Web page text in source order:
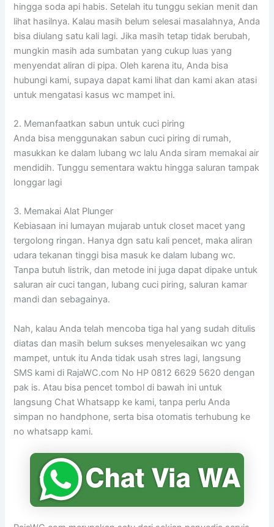
hingga soda api habis. Setelah itu tunggu sekian menit dan
lihat hasilnya. Kalau masih belum selesai masalahnya, Anda
bisa diulang satu kali lagi. Jika masih tetap tidak berubah,
mungkin masih ada sumbatan yang cukup luas yang
menyendat aliran di pipa. Oleh karena itu, Anda bisa
hubungi kami, supaya dapat kami lihat dan kami akan atasi
untuk mengatasi kasus wc mampet ini.
2. Memanfaatkan sabun untuk cuci piring
Anda bisa menggunakan sabun cuci piring di rumah,
masukkan ke dalam lubang wc lalu Anda siram memakai air
mendidih. Tunggu sementara waktu hingga saluran tampak
longgar lagi
3. Memakai Alat Plunger
Kebiasaan ini lumayan mujarab untuk closet macet yang
tergolong ringan. Hanya dgn satu kali pencet, maka aliran
udara tekanan tinggi bisa masuk ke dalam lubang wc.
Tanpa butuh listrik, dan metode ini juga dapat dipake untuk
saluran air cuci tangan, lubang cuci piring, saluran kamar
mandi dan sebagainya.
Nah, kalau Anda telah mencoba tiga hal yang sudah ditulis
diatas dan masih belum sukses menyelesaikan wc yang
mampet, untuk itu Anda tidak usah stres lagi, langsung
SMS kami di RajaWC.com No HP 0812 6629 5620 dengan
pak is. Atau bisa pencet tombol di bawah ini untuk
langsung Chat Whatsapp ke kami, tanpa perlu Anda
simpan no handphone, serta bisa otomatis terhubung ke
no whatsapp kami.